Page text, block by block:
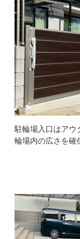
駐輪場入口はアウ
輪場内の広さを確